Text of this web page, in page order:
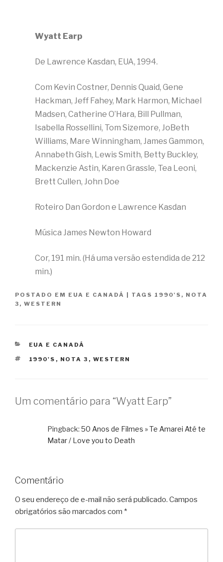
Wyatt Earp
De Lawrence Kasdan, EUA, 1994.
Com Kevin Costner, Dennis Quaid, Gene
Hackman, Jeff Fahey, Mark Harmon, Michael
Madsen, Catherine O’Hara, Bill Pullman,
Isabella Rossellini, Tom Sizemore, JoBeth
Williams, Mare Winningham, James Gammon,
Annabeth Gish, Lewis Smith, Betty Buckley,
Mackenzie Astin, Karen Grassle, Tea Leoni,
Brett Cullen, John Doe
Roteiro Dan Gordon e Lawrence Kasdan
Música James Newton Howard
Cor, 191 min. (Há uma versão estendida de 212
min.)
POSTADO EM EUA E CANADÁ TAGS 1990'S , NOTA
3 , WESTERN
CATEGORIAS
EUA E CANADÁ
TAGS
1990'S , NOTA 3 , WESTERN
Um comentário para “Wyatt Earp”
Pingback: 50 Anos de Filmes » Te Amarei Até te
Matar / Love you to Death
Comentário
O seu endereço de e-mail não será publicado. Campos
obrigatórios são marcados com *